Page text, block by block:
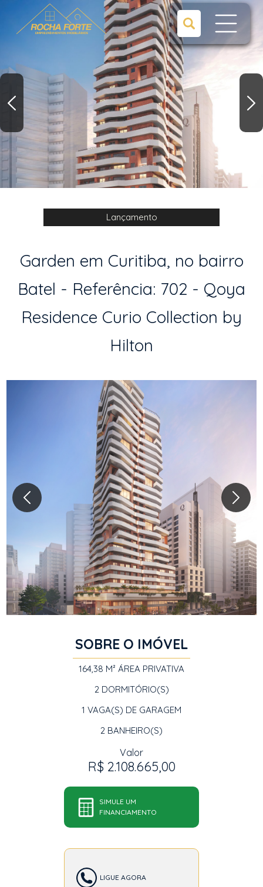
Lançamento
Garden em Curitiba, no bairro
Batel - Referência: 702 - Qoya
Residence Curio Collection by
Hilton
SOBRE O IMÓVEL
164,38 M² ÁREA PRIVATIVA
2DORMITÓRIO(S)
1 VAGA(S) DE GARAGEM
2 BANHEIRO(S)
Valor
R$ 2.108.665,00
SIMULE UM
FINANCIAMENTO
LIGUE AGORA